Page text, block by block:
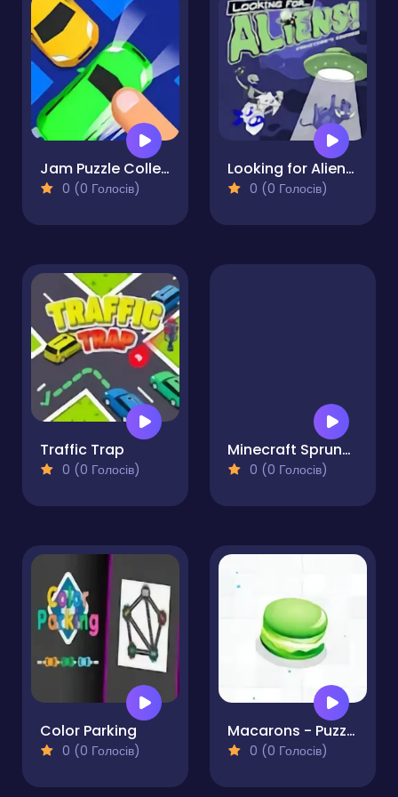
Jam Puzzle Collection
0 (0 Голосів)
Looking for Aliens Collector's Edition
0 (0 Голосів)
Traffic Trap
0 (0 Голосів)
Minecraft Sprunki Incredibox
0 (0 Голосів)
Color Parking
0 (0 Голосів)
Macarons - Puzzle
0 (0 Голосів)